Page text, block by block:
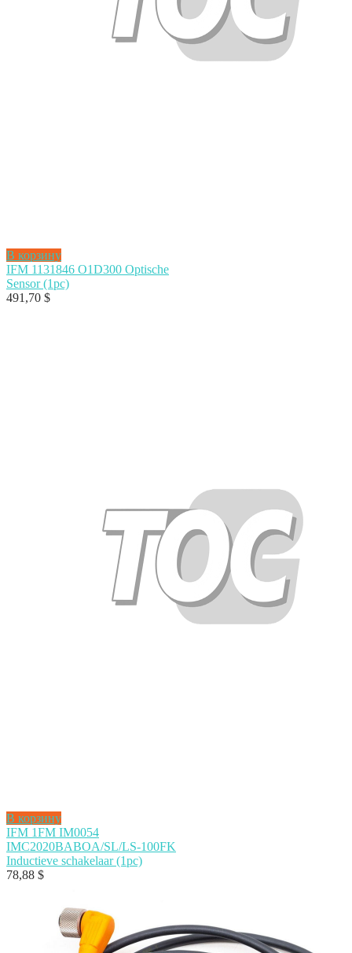
В корзину
IFM 1131846 O1D300 Optische
Sensor (1pc)
491,70 $
В корзину
IFM 1FM IM0054
IMC2020BABOA/SL/LS-100FK
Inductieve schakelaar (1pc)
78,88 $